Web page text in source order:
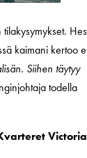
kaimani kertoo
Siihen täytyy
todella